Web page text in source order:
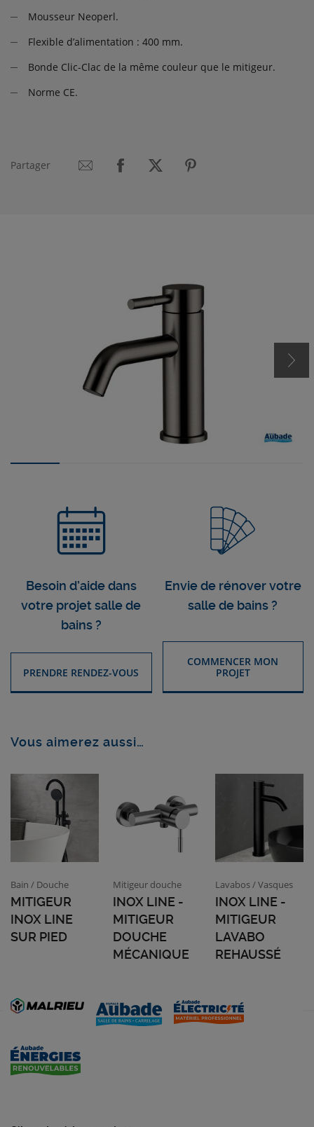
Mousseur Neoperl.
Flexible d’alimentation : 400 mm.
Bonde Clic-Clac de la même couleur que le mitigeur.
Norme CE.
Partager
Besoin d’aide dans
votre projet salle de
bains ?
PRENDRE RENDEZ-VOUS
Envie de rénover votre
salle de bains ?
COMMENCER MON
PROJET
Vous aimerez aussi…
Bain / Douche
MITIGEUR
INOX LINE
SUR PIED
Mitigeur douche
INOX LINE -
MITIGEUR
DOUCHE
MÉCANIQUE
Lavabos / Vasques
INOX LINE -
MITIGEUR
LAVABO
REHAUSSÉ